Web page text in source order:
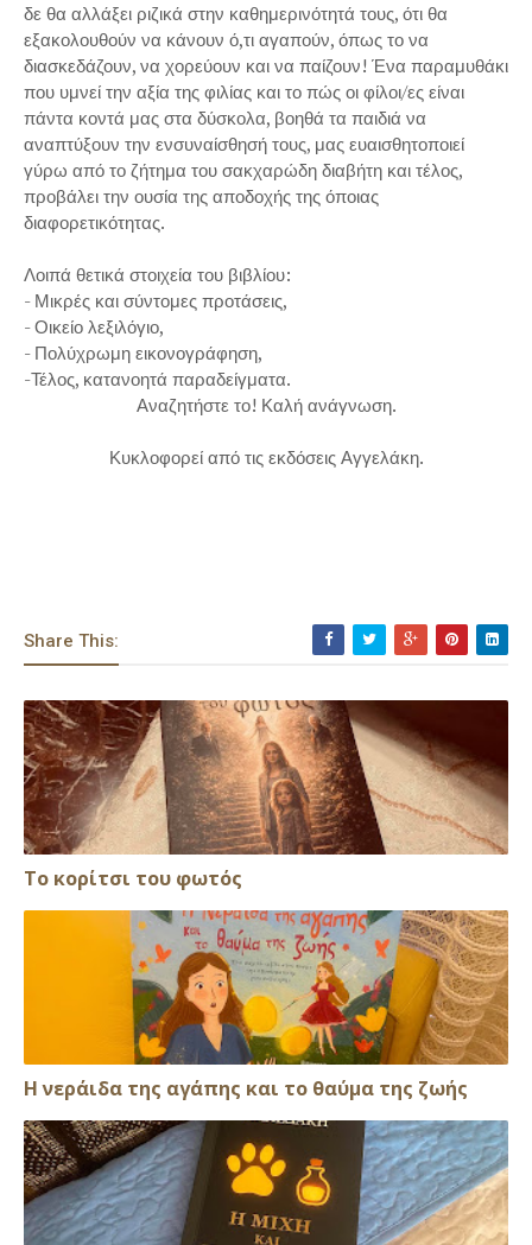
δε θα αλλάξει ριζικά στην καθημερινότητά τους, ότι θα
εξακολουθούν να κάνουν ό,τι αγαπούν, όπως το να
διασκεδάζουν, να χορεύουν και να παίζουν! Ένα παραμυθάκι
που υμνεί την αξία της φιλίας και το πώς οι φίλοι/ες είναι
πάντα κοντά μας στα δύσκολα, βοηθά τα παιδιά να
αναπτύξουν την ενσυναίσθησή τους, μας ευαισθητοποιεί
γύρω από το ζήτημα του σακχαρώδη διαβήτη και τέλος,
προβάλει την ουσία της αποδοχής της όποιας
διαφορετικότητας.
Λοιπά θετικά στοιχεία του βιβλίου:
- Μικρές και σύντομες προτάσεις,
- Οικείο λεξιλόγιο,
- Πολύχρωμη εικονογράφηση,
-Τέλος, κατανοητά παραδείγματα.
Αναζητήστε το! Καλή ανάγνωση.
Κυκλοφορεί από τις εκδόσεις Αγγελάκη.
Share This:
Το κορίτσι του φωτός
Η νεράιδα της αγάπης και το θαύμα της ζωής